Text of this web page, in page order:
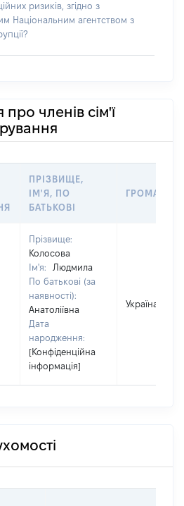
ризиків, згідно з
Національним агентством з
членів сім'ї
ПРІЗВИЩЕ,
ІМ'Я, ПО
БАТЬКОВІ
Прізвище:
Колосова
Ім'я:
Людмила
По батькові (за
наявності):
Анатоліївна
Дата
народження:
[Конфіденційна
інформація]
Україна